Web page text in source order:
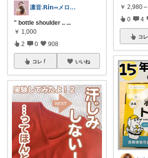
凛音.𝗥𝗶𝗻༝༝メロウな暮らし🧸
" bottle shoulder .. ...
￥ 1,000
2 0 908
コレ いいね
￥ 2,980～
0 4
コレ